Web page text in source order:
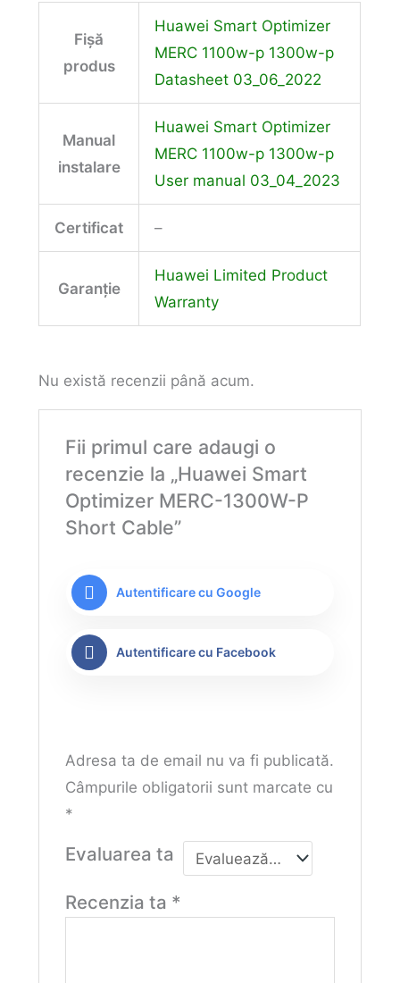
Fișă
produs
Huawei Smart Optimizer
MERC 1100w-p 1300w-p
Datasheet 03_06_2022
Manual
instalare
Huawei Smart Optimizer
MERC 1100w-p 1300w-p
User manual 03_04_2023
Certificat –
Garanție
Huawei Limited Product
Warranty
Nu există recenzii până acum.
Fii primul care adaugi o
recenzie la „Huawei Smart
Optimizer MERC-1300W-P
Short Cable”
Autentificare cu Google
Autentificare cu Facebook
Adresa ta de email nu va fi publicată.
Câmpurile obligatorii sunt marcate cu
*
Evaluarea ta
Recenzia ta *